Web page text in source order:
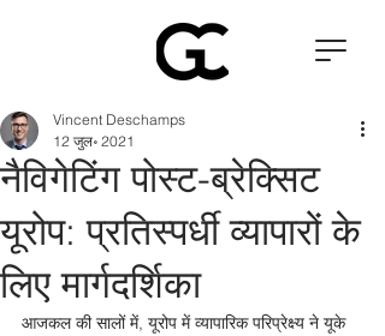
नैविगेटिंग पोस्ट-ब्रेक्सिट
यूरोप: प्रतिस्पर्धी व्यापारों के
लिए मार्गदर्शिका
Vincent Deschamps
12 जुल॰ 2021
आजकल की सालों में, यूरोप में व्यापारिक परिप्रेक्ष्य ने यूके